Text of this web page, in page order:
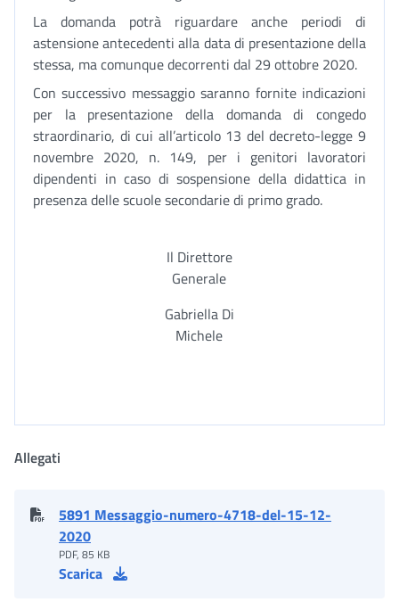
La domanda potrà riguardare anche periodi di
astensione antecedenti alla data di presentazione della
stessa, ma comunque decorrenti dal 29 ottobre 2020.
Con successivo messaggio saranno fornite indicazioni
per la presentazione della domanda di congedo
straordinario, di cui all’articolo 13 del decreto-legge 9
novembre 2020, n. 149, per i genitori lavoratori
dipendenti in caso di sospensione della didattica in
presenza delle scuole secondarie di primo grado.
Il Direttore
Generale
Gabriella Di
Michele
Allegati
5891 Messaggio-numero-4718-del-15-12-
2020
PDF, 85 KB
Scarica